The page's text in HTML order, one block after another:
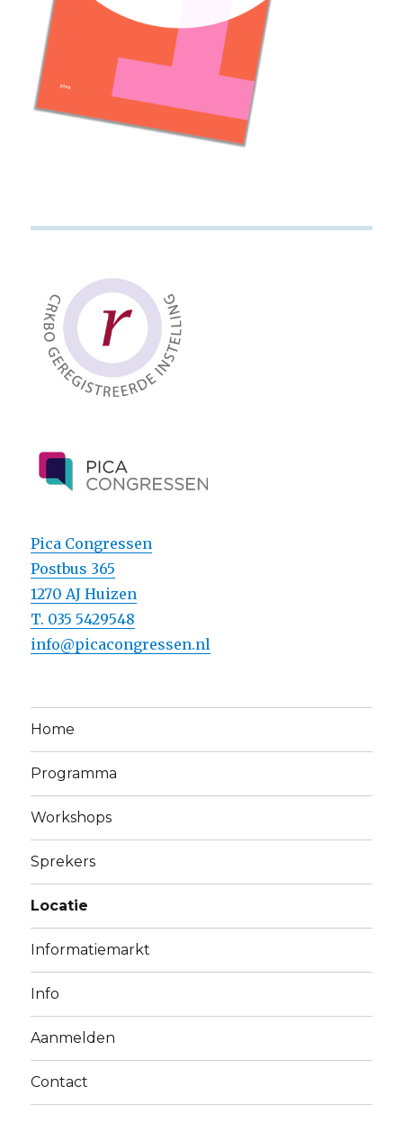
Pica Congressen
Postbus 365
1270 AJ Huizen
T. 035 5429548
info@picacongressen.nl
Home
Programma
Workshops
Sprekers
Locatie
Informatiemarkt
Info
Aanmelden
Contact